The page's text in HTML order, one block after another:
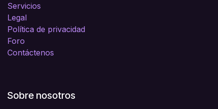
Servicios
Legal
Política de privacidad
Foro
Contáctenos
Sobre nosotros